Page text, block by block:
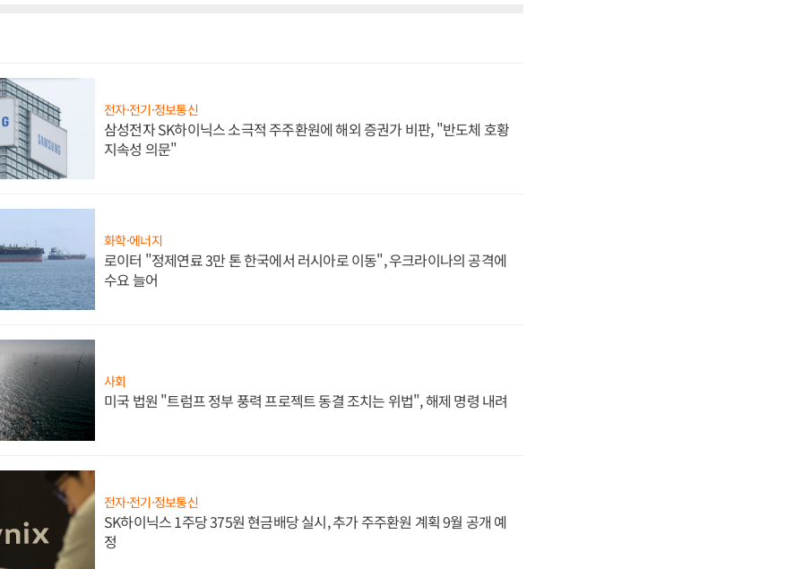
전자·전기·정보통신
삼성전자 SK하이닉스 소극적 주주환원에 해외 증권가 비판, "반도체 호황
지속성 의문"
화학·에너지
로이터 "정제연료 3만 톤 한국에서 러시아로 이동", 우크라이나의 공격에
수요 늘어
사회
미국 법원 "트럼프 정부 풍력 프로젝트 동결 조치는 위법", 해제 명령 내려
전자·전기·정보통신
SK하이닉스 1주당 375원 현금배당 실시, 추가 주주환원 계획 9월 공개 예
정